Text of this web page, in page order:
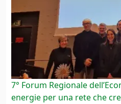
7° Forum Regionale
energie per una rete che